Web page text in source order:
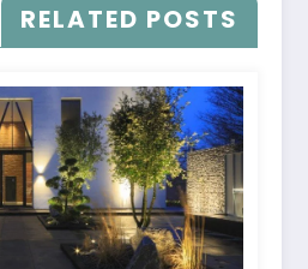
RELATED POSTS